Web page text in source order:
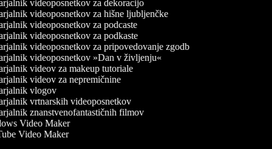
videoposnetkov za dekoracijo
videoposnetkov za hišne ljubljenčke
videoposnetkov za podcaste
videoposnetkov za podkaste
videoposnetkov za pripovedovanje zgodb
videoposnetkov »Dan v življenju«
videov za makeup tutoriale
videov za nepremičnine
vlogov
vrtnarskih videoposnetkov
znanstvenofantastičnih filmov
Video Maker
Video Maker